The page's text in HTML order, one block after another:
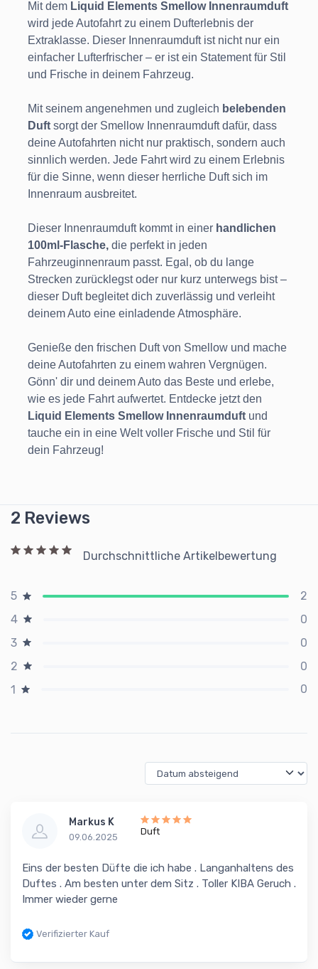
Mit dem Liquid Elements Smellow Innenraumduft
wird jede Autofahrt zu einem Dufterlebnis der
Extraklasse. Dieser Innenraumduft ist nicht nur ein
einfacher Lufterfrischer – er ist ein Statement für Stil
und Frische in deinem Fahrzeug.
Mit seinem angenehmen und zugleich belebenden
Duft sorgt der Smellow Innenraumduft dafür, dass
deine Autofahrten nicht nur praktisch, sondern auch
sinnlich werden. Jede Fahrt wird zu einem Erlebnis
für die Sinne, wenn dieser herrliche Duft sich im
Innenraum ausbreitet.
Dieser Innenraumduft kommt in einer handlichen
100ml-Flasche, die perfekt in jeden
Fahrzeuginnenraum passt. Egal, ob du lange
Strecken zurücklegst oder nur kurz unterwegs bist –
dieser Duft begleitet dich zuverlässig und verleiht
deinem Auto eine einladende Atmosphäre.
Genieße den frischen Duft von Smellow und mache
deine Autofahrten zu einem wahren Vergnügen.
Gönn' dir und deinem Auto das Beste und erlebe,
wie es jede Fahrt aufwertet. Entdecke jetzt den
Liquid Elements Smellow Innenraumduft und
tauche ein in eine Welt voller Frische und Stil für
dein Fahrzeug!
2 Reviews
Durchschnittliche Artikelbewertung
5
2
4
0
3
0
2
0
1
0
Markus K
09.06.2025
Duft
Eins der besten Düfte die ich habe . Langanhaltens des
Duftes . Am besten unter dem Sitz . Toller KIBA Geruch .
Immer wieder gerne
Verifizierter Kauf